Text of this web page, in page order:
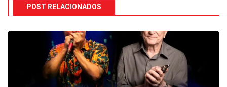
POST RELACIONADOS